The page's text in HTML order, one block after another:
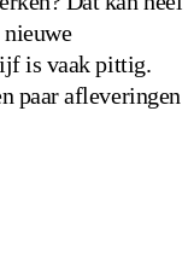
nieuwe
is vaak pittig.
paar afleveringen